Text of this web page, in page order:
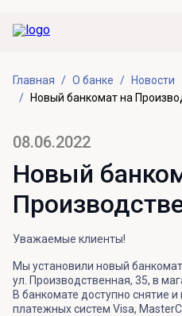
Главная О банке
Новости
Новый банкомат на
08.06.2022
Новый
Уважаемые клиенты!
Мы установили новый
ул. Производственная, 35, в
В банкомате доступно снятие
платежных систем Visa,